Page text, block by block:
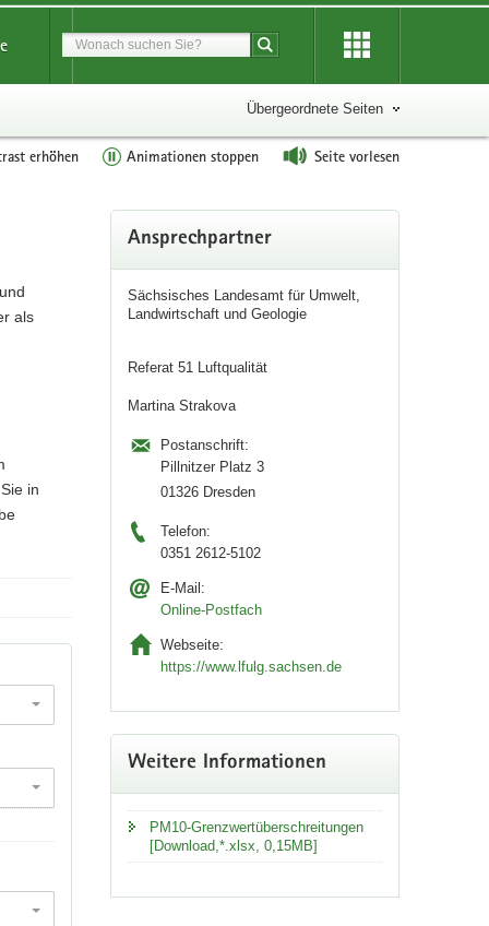
Suchbegriff
Suche starten
Übergeordnete Seiten
erhöhen Animationen stoppen Seite vorlesen
als
in
Information
Ansprechpartner
Sächsisches Landesamt für Umwelt,
Landwirtschaft und Geologie
Referat 51 Luftqualität
Martina Strakova
Postanschrift:
Pillnitzer Platz 3
01326 Dresden
Telefon:
0351 2612-5102
E-Mail:
Online-Postfach
Webseite:
https://www.lfulg.sachsen.de
Weitere Informationen
PM10-Grenzwertüberschreitungen
[Download,*.xlsx, 0,15MB]